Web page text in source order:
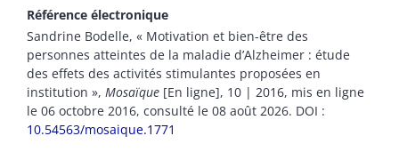
Référence électronique
Sandrine Bodelle, « Motivation et bien-être des
personnes atteintes de la maladie d’Alzheimer : étude
des effets des activités stimulantes proposées en
institution », Mosaïque [En ligne], 10 | 2016, mis en ligne
le 06 octobre 2016, consulté le 08 août 2026. DOI :
10.54563/mosaique.1771